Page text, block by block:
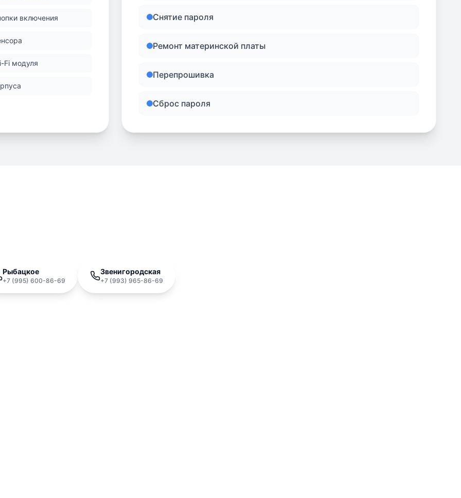
включения
Fi модуля
Снятие пароля
Ремонт материнской платы
Перепрошивка
Сброс пароля
Рыбацкое
+7 (995) 600-86-69
Звенигородская
+7 (993) 965-86-69